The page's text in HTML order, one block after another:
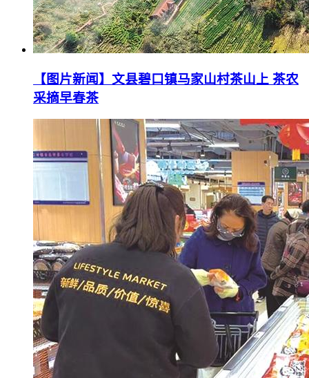
【图片新闻】文县碧口镇马家山村茶山上 茶农
采摘早春茶